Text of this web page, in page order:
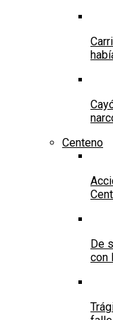
Centeno
De
con